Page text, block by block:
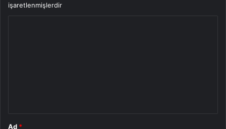
işaretlenmişlerdir
Ad *